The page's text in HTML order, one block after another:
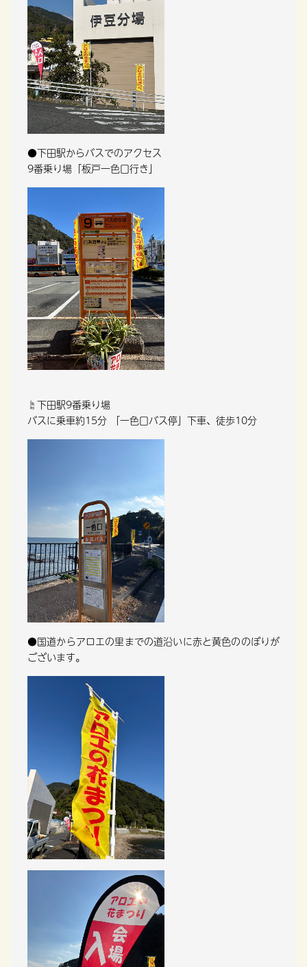
●下田駅からバスでのアクセス
9番乗り場「板戸一色口行き」
☝下田駅9番乗り場
バスに乗車約15分 「一色口バス停」下車、徒歩10分
●国道からアロエの里までの道沿いに赤と黄色ののぼりが
ございます。